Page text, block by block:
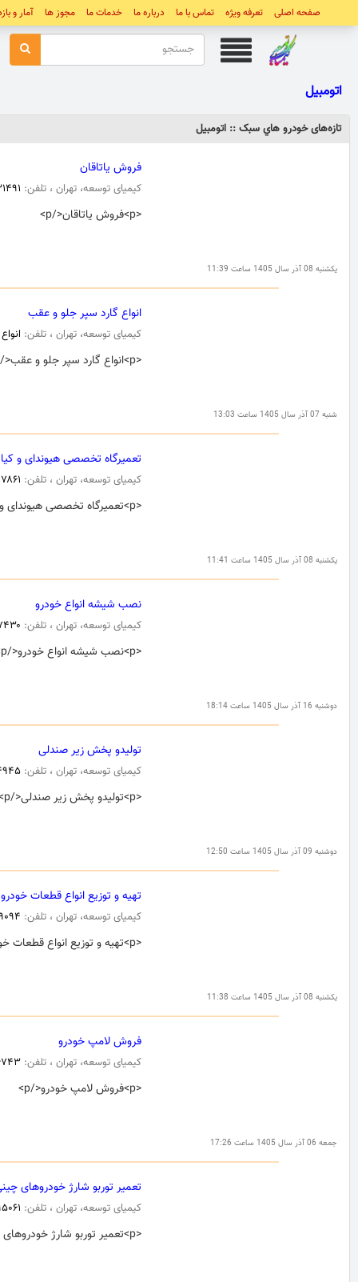
صفحه اصلی تعرفه ویژه تماس با ما درباره ما خدمات ما مجوز ها آمار و
اتومبیل
تازه‌های خودرو هاي سبک :: اتومبیل
یکشنبه 08 آذر سال 1405 ساعت 11:39
فروش یاتاقان
کیمیای توسعه، تهران ، تلفن:
<p>فروش یاتاقان</p>
شنبه 07 آذر سال 1405 ساعت 13:03
انواع گارد سپر جلو و عقب
کیمیای توسعه، تهران ، تلفن:
<p>انواع گارد سپر جلو و عقب</p>
یکشنبه 08 آذر سال 1405 ساعت 11:41
تعمیرگاه تخصصی هیوندای و کیا
کیمیای توسعه، تهران ، تلفن:
<p>تعمیرگاه تخصصی هیوندای و کیا</p>
دوشنبه 16 آذر سال 1405 ساعت 18:14
نصب شیشه انواع خودرو
کیمیای توسعه، تهران ، تلفن:
<p>نصب شیشه انواع خودرو</p>
دوشنبه 09 آذر سال 1405 ساعت 12:50
تولیدو پخش زیر صندلی
کیمیای توسعه، تهران ، تلفن:
<p>تولیدو پخش زیر صندلی</p>
یکشنبه 08 آذر سال 1405 ساعت 11:38
تهیه و توزیع انواع قطعات خودرو
کیمیای توسعه، تهران ، تلفن:
<p>تهیه و توزیع انواع قطعات خودرو</p>
جمعه 06 آذر سال 1405 ساعت 17:26
فروش لامپ خودرو
کیمیای توسعه، تهران ، تلفن:
<p>فروش لامپ خودرو</p>
تعمیر توربو شارژ خودروهای
کیمیای توسعه، تهران ، تلفن:
<p>تعمیر توربو شارژ خودروهای چینی</p>